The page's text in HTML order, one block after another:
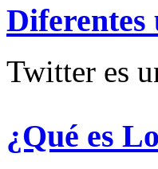
Diferentes
Twitter es
¿Qué es